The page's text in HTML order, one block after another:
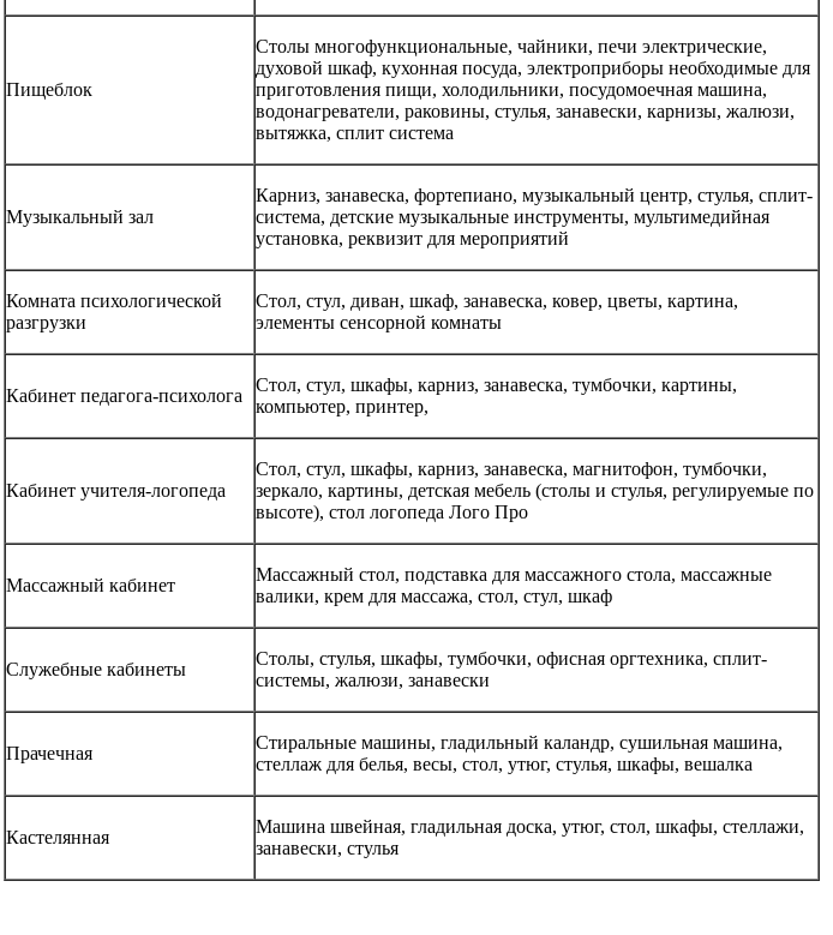
Пищеблок
Столы многофункциональные, чайники, печи электрические,
духовой шкаф, кухонная посуда, электроприборы необходимые для
приготовления пищи, холодильники, посудомоечная машина,
водонагреватели, раковины, стулья, занавески, карнизы, жалюзи,
вытяжка, сплит система
Музыкальный зал
Карниз, занавеска, фортепиано, музыкальный центр, стулья, сплит-
система, детские музыкальные инструменты, мультимедийная
установка, реквизит для мероприятий
Комната психологической
разгрузки
Стол, стул, диван, шкаф, занавеска, ковер, цветы, картина,
элементы сенсорной комнаты
Кабинет педагога-психолога
Стол, стул, шкафы, карниз, занавеска, тумбочки, картины,
компьютер, принтер,
Кабинет учителя-логопеда
Стол, стул, шкафы, карниз, занавеска, магнитофон, тумбочки,
зеркало, картины, детская мебель (столы и стулья, регулируемые по
высоте), стол логопеда Лого Про
Массажный кабинет
Массажный стол, подставка для массажного стола, массажные
валики, крем для массажа, стол, стул, шкаф
Служебные кабинеты
Столы, стулья, шкафы, тумбочки, офисная оргтехника, сплит-
системы, жалюзи, занавески
Прачечная
Стиральные машины, гладильный каландр, сушильная машина,
стеллаж для белья, весы, стол, утюг, стулья, шкафы, вешалка
Кастелянная
Машина швейная, гладильная доска, утюг, стол, шкафы, стеллажи,
занавески, стулья